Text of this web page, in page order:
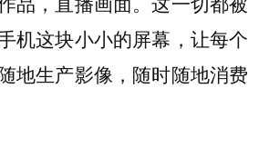
机这块小小的屏幕，让每个
地生产影像，随时随地消费